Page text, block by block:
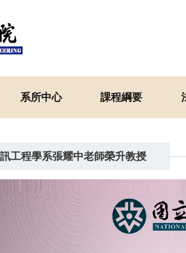
系所中心 課程綱要
工程學系張耀中老師榮升教授